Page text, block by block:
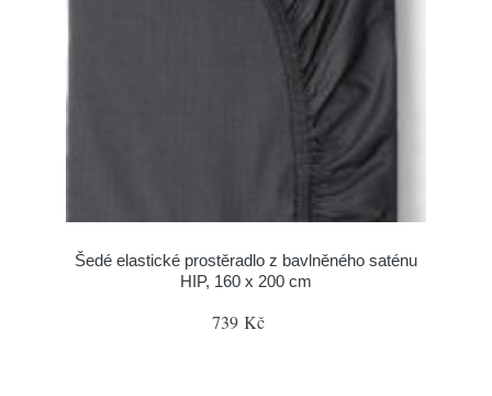
Šedé elastické prostěradlo z bavlněného saténu
HIP, 160 x 200 cm
739 Kč